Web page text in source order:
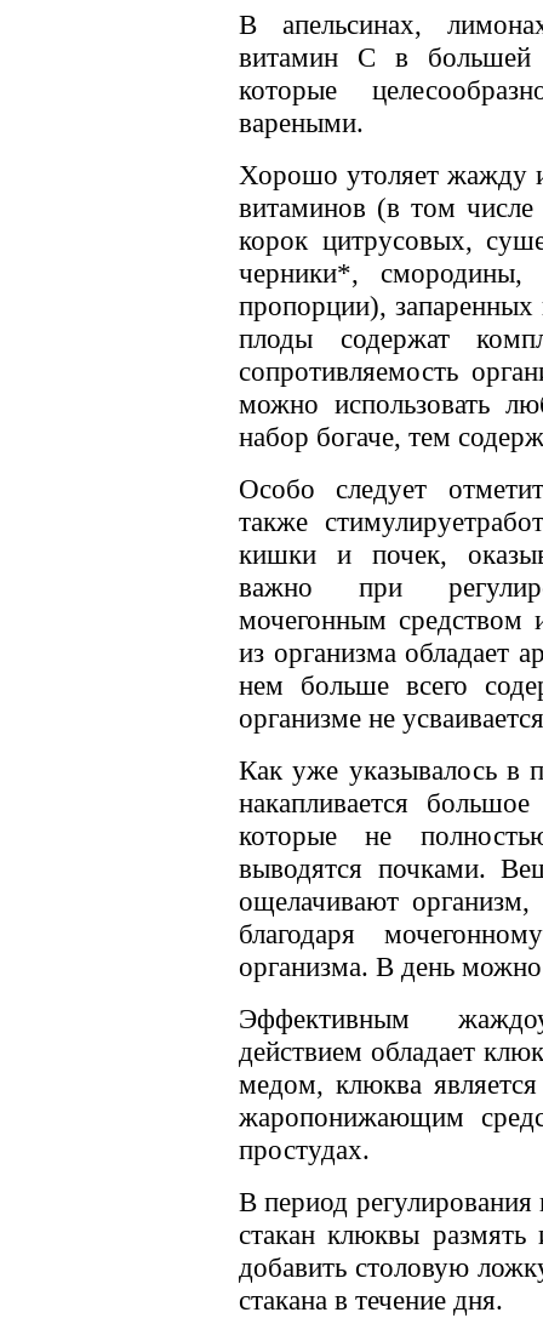
В апельсинах,
витамин С в большей
которые
вареными.
Хорошо утоляет жажду
витаминов (в том
корок цитрусовых,
черники*,
пропорции), запаренных
плоды содержат
сопротивляемость
можно использовать
набор богаче, тем
Особо следует
также
кишки и почек,
важно при
мочегонным
из организма обладает
нем больше всего
организме не
Как уже указывалось в
накапливается
которые не
выводятся почками.
ощелачивают
благодаря
организма. В день можно
Эффективным
действием обладает
медом, клюква
жаропонижающим
простудах.
В период регулирования
стакан клюквы
добавить столовую
стакана в течение дня.